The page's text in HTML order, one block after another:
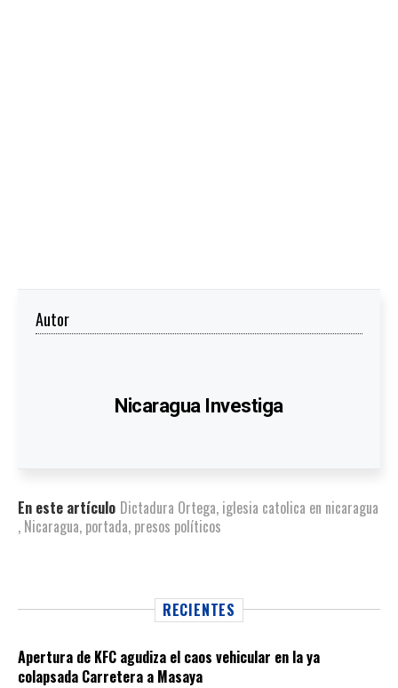
Autor
Nicaragua Investiga
En este artículo Dictadura Ortega, iglesia catolica en nicaragua
, Nicaragua, portada, presos políticos
RECIENTES
Apertura de KFC agudiza el caos vehicular en la ya
colapsada Carretera a Masaya